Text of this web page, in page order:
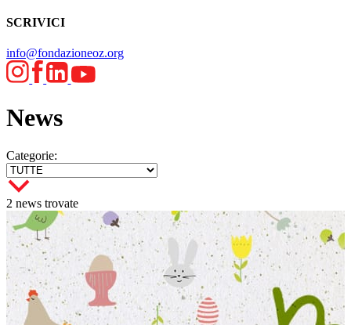
SCRIVICI
info@fondazioneoz.org
News
Categorie:
2 news trovate